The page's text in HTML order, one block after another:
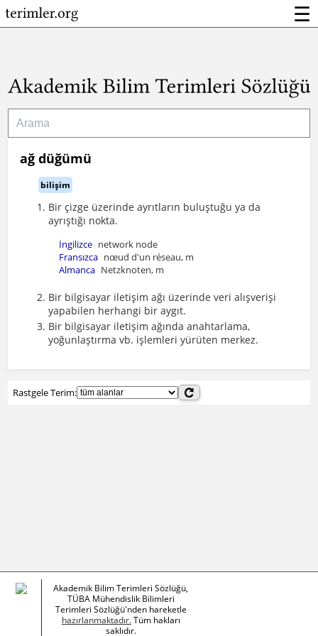
☰
ağ düğümü
bilişim
Bir çizge üzerinde ayrıtların buluştuğu ya da
ayrıştığı nokta.
İngilizce network node
Fransızca nœud d'un réseau, m
Almanca Netzknoten, m
Bir bilgisayar iletişim ağı üzerinde veri alışverişi
yapabilen herhangi bir aygıt.
Bir bilgisayar iletişim ağında anahtarlama,
yoğunlaştırma vb. işlemleri yürüten merkez.
Rastgele Terim:
Akademik Bilim Terimleri Sözlüğü,
TÜBA Mühendislik Bilimleri
Terimleri Sözlüğü'nden hareketle
hazırlanmaktadır.Tüm hakları
saklıdır.